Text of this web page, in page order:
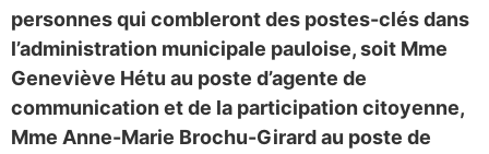
personnes qui combleront des postes-clés dans
l’administration municipale pauloise, soit Mme
Geneviève Hétu au poste d’agente de
communication et de la participation citoyenne,
Mme Anne-Marie Brochu-Girard au poste de